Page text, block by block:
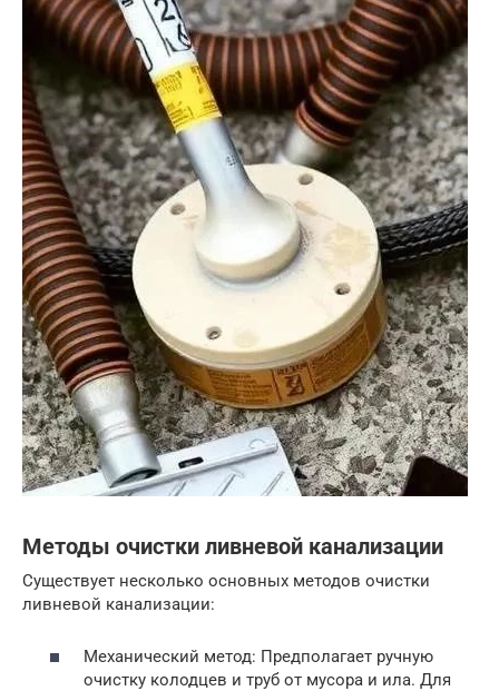
Методы очистки ливневой канализации
Существует несколько основных методов очистки
ливневой канализации:
Механический метод: Предполагает ручную
очистку колодцев и труб от мусора и ила. Для